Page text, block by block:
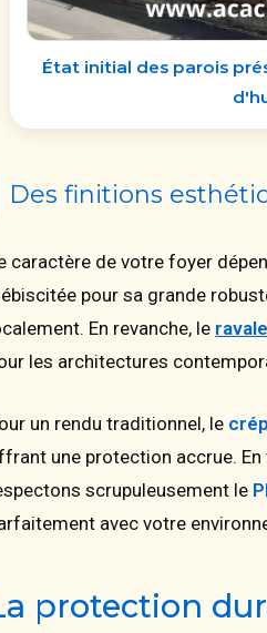
État initial des parois
Des finitions
caractère de votre foyer
pour sa grande
En revanche, le
les architectures
un rendu traditionnel, le
une protection accrue. En
scrupuleusement le
avec votre
protection